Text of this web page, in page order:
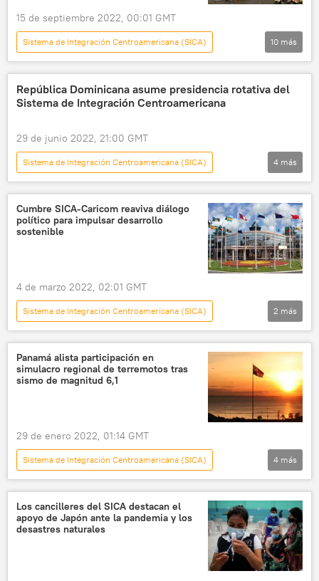
15 de septiembre 2022, 00:01 GMT
Sistema de Integración Centroamericana (SICA)
América Latina
💬 Opinión y Análisis
Centroamérica
El Salvador
Nicaragua
Guatemala
10 más
República Dominicana asume presidencia rotativa del
Sistema de Integración Centroamericana
29 de junio 2022, 21:00 GMT
Sistema de Integración Centroamericana (SICA)
América Latina
Centroamérica
Panamá
República Dominicana
4 más
Cumbre SICA-Caricom reaviva diálogo
político para impulsar desarrollo
sostenible
4 de marzo 2022, 02:01 GMT
Sistema de Integración Centroamericana (SICA)
América Latina
Caricom
2 más
Panamá alista participación en
simulacro regional de terremotos tras
sismo de magnitud 6,1
29 de enero 2022, 01:14 GMT
Sistema de Integración Centroamericana (SICA)
América Latina
Panamá
terremoto
Centroamérica
4 más
Los cancilleres del SICA destacan el
apoyo de Japón ante la pandemia y los
desastres naturales